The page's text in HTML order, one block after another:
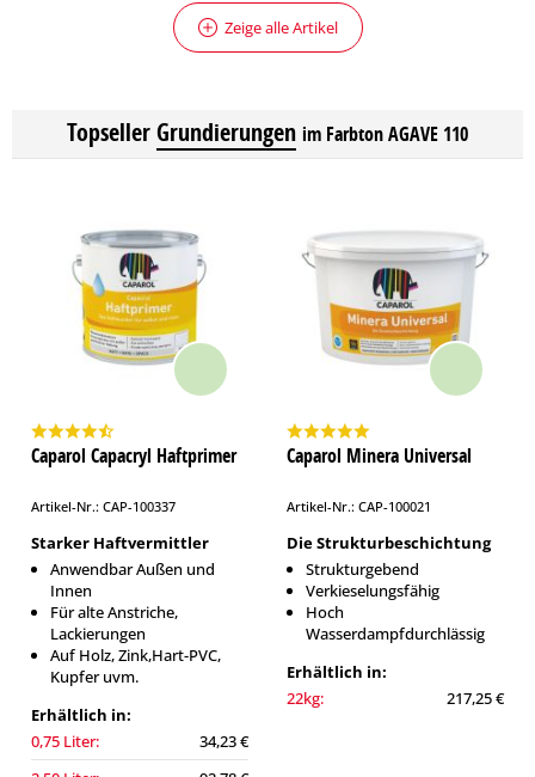
Zeige alle Artikel
TopsellerGrundierungen im Farbton AGAVE 110
Caparol Capacryl Haftprimer
Artikel-Nr.: CAP-100337
Starker Haftvermittler
Anwendbar Außen und
Innen
Für alte Anstriche,
Lackierungen
Auf Holz, Zink,Hart-PVC,
Kupfer uvm.
Erhältlich in:
0,75 Liter:
34,23 €
Caparol Minera Universal
Artikel-Nr.: CAP-100021
Die Strukturbeschichtung
Strukturgebend
Verkieselungsfähig
Hoch
Wasserdampfdurchlässig
Erhältlich in:
22kg:
217,25 €